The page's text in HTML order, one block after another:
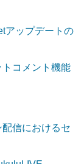
アップデートの
コメント機能
信におけるセ